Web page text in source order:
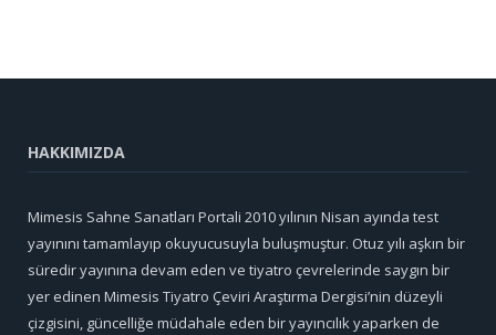
HAKKIMIZDA
Mimesis Sahne Sanatları Portali 2010 yılının Nisan ayında test
yayınını tamamlayıp okuyucusuyla buluşmuştur. Otuz yılı aşkın bir
süredir yayınına devam eden ve tiyatro çevrelerinde saygın bir
yer edinen Mimesis Tiyatro Çeviri Araştırma Dergisi’nin düzeyli
çizgisini, güncelliğe müdahale eden bir yayıncılık yaparken de